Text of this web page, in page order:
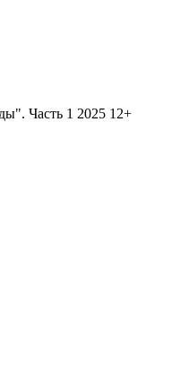
Часть 1 2025 12+